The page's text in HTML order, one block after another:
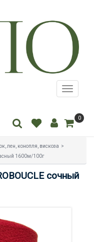
Toggle
0
лен, конопля, вискоза >
1600м/100г
сочный